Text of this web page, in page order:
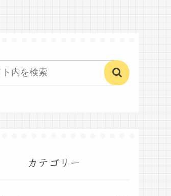
カテゴリー